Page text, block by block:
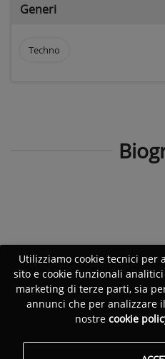
Generi
Techno
Utilizziamo cookie tecnici per
sito e cookie funzionali
marketing di terze parti, sia
annunci che per analizzare
nostre cookie